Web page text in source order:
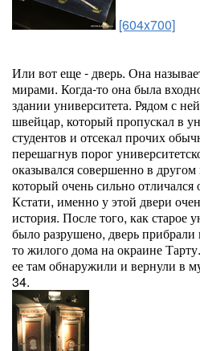
[604x700]
Или вот еще - дверь. Она
мирами. Когда-то она была
здании университета. Рядом с
швейцар, который пропускал в
студентов и отсекал прочих
перешагнув порог
оказывался совершенно в
который очень сильно отличался
Кстати, именно у этой двери
история. После того, как старое
было разрушено, дверь
то жилого дома на окраине
ее там обнаружили и вернули в
34.